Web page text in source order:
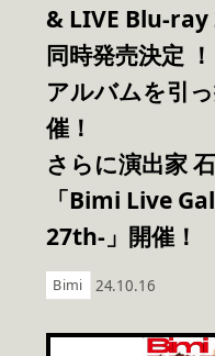
& LIVE Blu-ray
同時発売決定 ！
アルバムを引
催！
さらに演出家
「Bimi Live
27th-」開催！
Bimi 24.10.16